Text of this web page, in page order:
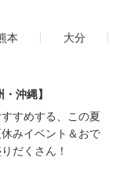
本
大分
沖縄】
すめする、この夏
みイベント＆おで
だくさん！